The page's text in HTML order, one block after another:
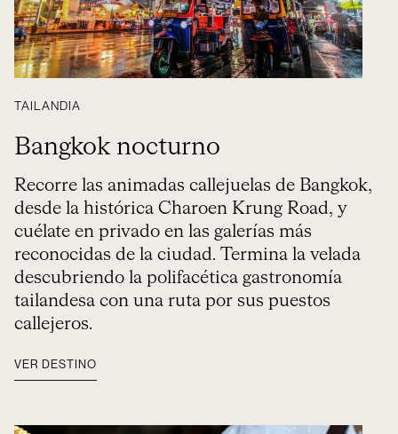
TAILANDIA
Bangkok nocturno
Recorre las animadas callejuelas de Bangkok,
desde la histórica Charoen Krung Road, y
cuélate en privado en las galerías más
reconocidas de la ciudad. Termina la velada
descubriendo la polifacética gastronomía
tailandesa con una ruta por sus puestos
callejeros.
VER DESTINO